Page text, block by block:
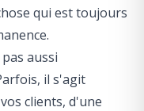
qui est toujours
aussi
il s'agit
clients, d'une